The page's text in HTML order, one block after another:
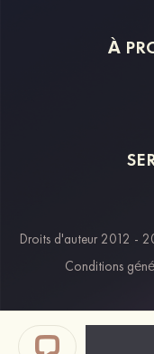
À
Droits d'auteur 2012 -
Conditions